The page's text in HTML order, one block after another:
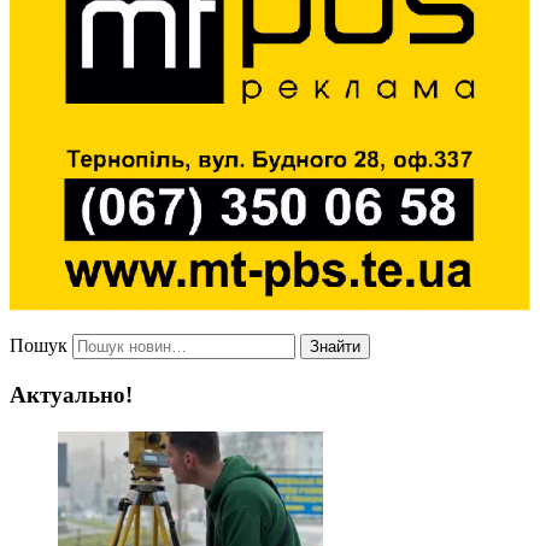
Пошук Знайти
Актуально!